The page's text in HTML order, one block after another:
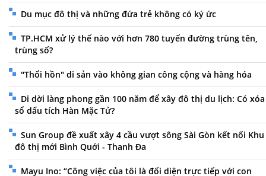
Du mục đô thị và những đứa trẻ không có ký ức
TP.HCM xử lý thế nào với hơn 780 tuyến đường trùng tên,
trùng số?
"Thổi hồn" di sản vào không gian công cộng và hàng hóa
Di dời làng phong gần 100 năm để xây đô thị du lịch: Có xóa
sổ dấu tích Hàn Mặc Tử?
Sun Group đề xuất xây 4 cầu vượt sông Sài Gòn kết nối Khu
đô thị mới Bình Quới - Thanh Đa
Mayu Ino: “Công việc của tôi là đối diện trực tiếp với con